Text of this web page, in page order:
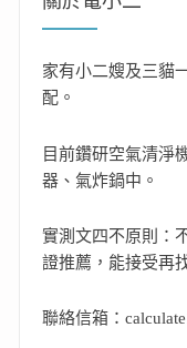
家有小二嫂及三貓
配。
目前鑽研空氣清淨
器、氣炸鍋中。
實測文四不原則：
證推薦，能接受再
聯絡信箱：